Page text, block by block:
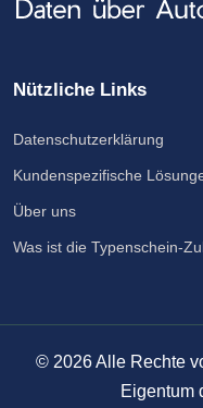
Nützliche Links
Datenschutzerklärung
Kundenspezifische
Über uns
Was ist die Typenschein-
© 2026Alle Rechte
Eigentum